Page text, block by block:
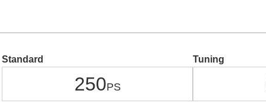
Standard
250
Tuning